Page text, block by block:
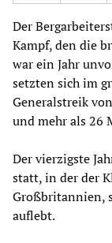
Der
Kampf, den die
war ein Jahr
setzten sich im
Generalstreik
und mehr als 26
Der vierzigste
statt, in der der
Großbritannien,
auflebt.